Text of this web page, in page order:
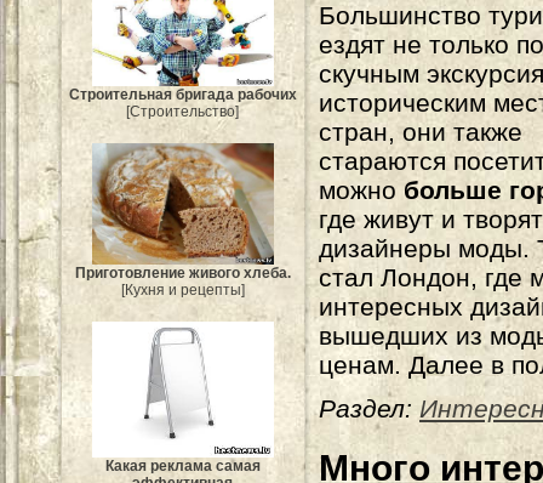
Строительная бригада рабочих
[Строительство]
Приготовление живого хлеба.
[Кухня и рецепты]
Какая реклама самая
Большинство
ездят не только
скучным
историческим
стран, они также
стараются
можно больше
где живут и
дизайнеры моды.
стал Лондон, где
интересных
вышедших из
ценам. Далее в
Раздел:
Много